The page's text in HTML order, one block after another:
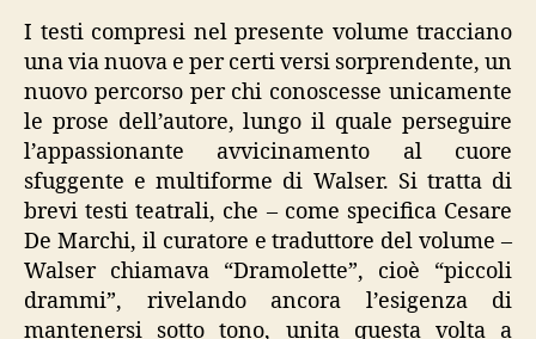
I testi compresi nel presente volume tracciano
una via nuova e per certi versi sorprendente, un
nuovo percorso per chi conoscesse unicamente
le prose dell’autore, lungo il quale perseguire
l’appassionante avvicinamento al cuore
sfuggente e multiforme di Walser. Si tratta di
brevi testi teatrali, che – come specifica Cesare
De Marchi, il curatore e traduttore del volume –
Walser chiamava “Dramolette”, cioè “piccoli
drammi”, rivelando ancora l’esigenza di
mantenersi sotto tono, unita questa volta a